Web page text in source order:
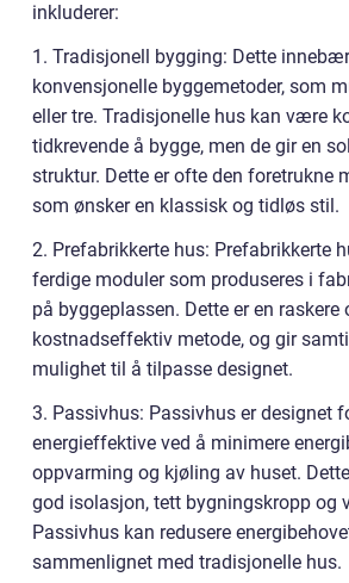
inkluderer:
1. Tradisjonell bygging: Dette
konvensjonelle byggemetoder, som
eller tre. Tradisjonelle hus kan være
tidkrevende å bygge, men de gir en
struktur. Dette er ofte den foretrukne
som ønsker en klassisk og tidløs stil.
2. Prefabrikkerte hus: Prefabrikkerte
ferdige moduler som produseres i
på byggeplassen. Dette er en raskere
kostnadseffektiv metode, og gir
mulighet til å tilpasse designet.
3. Passivhus: Passivhus er designet
energieffektive ved å minimere
oppvarming og kjøling av huset.
god isolasjon, tett bygningskropp og
Passivhus kan redusere
sammenlignet med tradisjonelle hus.